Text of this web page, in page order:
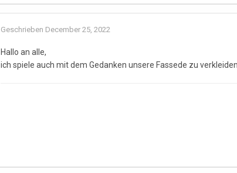
Geschrieben December 25, 2022
Hallo an alle,
ich spiele auch mit dem Gedanken unsere Fassede zu verkleiden